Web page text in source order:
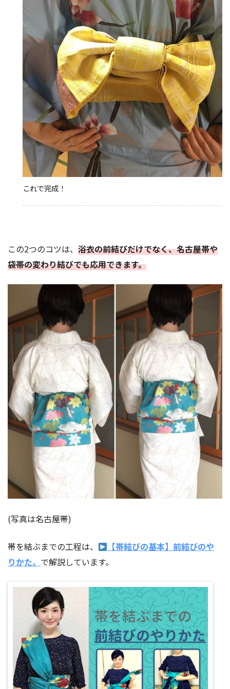
これで完成！
この2つのコツは、 浴衣の前結びだけでなく、名古屋帯や
袋帯の変わり結びでも応用できます。
(写真は名古屋帯)
帯を結ぶまでの工程は、
【帯結びの基本】前結びのや
りかた。 で解説しています。